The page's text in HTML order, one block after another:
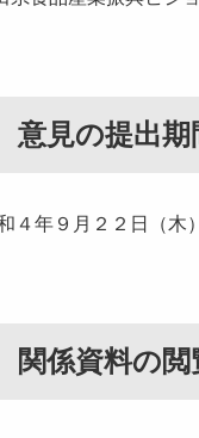
見の提出期
４年９月２２日（木
係資料の閲